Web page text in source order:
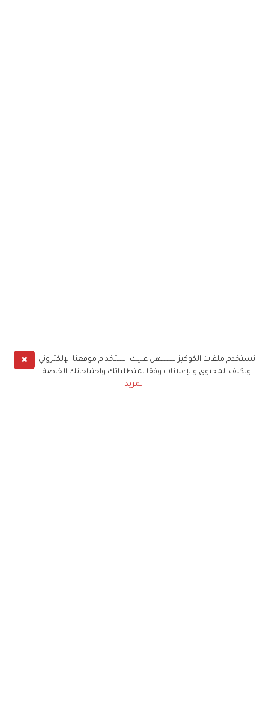
✖
نستخدم ملفات الكوكيز لنسهل عليك استخدام موقعنا الإلكتروني
ونكيف المحتوى والإعلانات وفقا لمتطلباتك واحتياجاتك الخاصة
المزيد